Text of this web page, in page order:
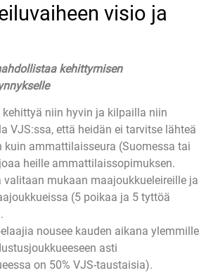
visio ja
kehittymisen
niin hyvin ja kilpailla niin
VJS:ssa, että heidän ei tarvitse lähteä
kuin ammattilaisseura (Suomessa tai
heille ammattilaissopimuksen.
valitaan mukaan maajoukkueleireille ja
(5 poikaa ja 5 tyttöä
nousee kauden aikana ylemmille
asti
on 50% VJS-taustaisia).